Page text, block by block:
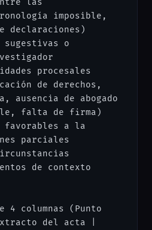
imposible,
declaraciones)
sugestivas o
procesales
de derechos,
ausencia de abogado
falta de firma)
favorables a la
parciales
de contexto
4 columnas (Punto
del acta |